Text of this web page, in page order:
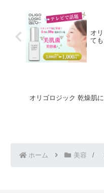
オ
て
オリゴロジック 乾燥肌
ホーム 美容